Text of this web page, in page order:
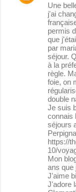
Une
j'ai
permis
que
par
séjour.
à la
règle.
foie, on
double
Je suis
connais
séjours
https://
10/
Mon
ans que
J'aime
J'adore